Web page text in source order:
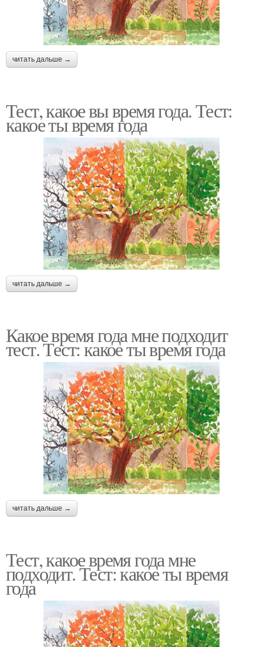
читать дальше →
Тест, какое вы время года. Тест:
какое ты время года
читать дальше →
Какое время года мне подходит
тест. Тест: какое ты время года
читать дальше →
Тест, какое время года мне
подходит. Тест: какое ты время
года